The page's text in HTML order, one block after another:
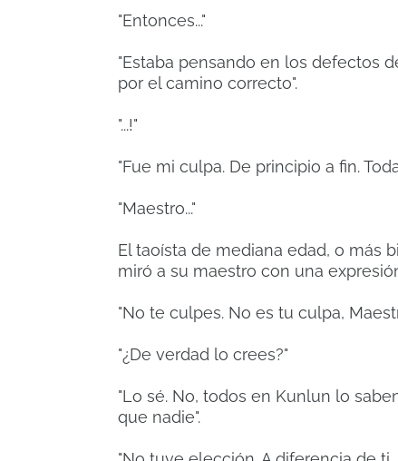
"Entonces..."
"Estaba pensando en los defectos
por el camino correcto".
"...!"
"Fue mi culpa. De principio a fin.
"Maestro..."
El taoísta de mediana edad, o más
miró a su maestro con una
"No te culpes. No es tu culpa,
"¿De verdad lo crees?"
"Lo sé. No, todos en Kunlun lo
que nadie".